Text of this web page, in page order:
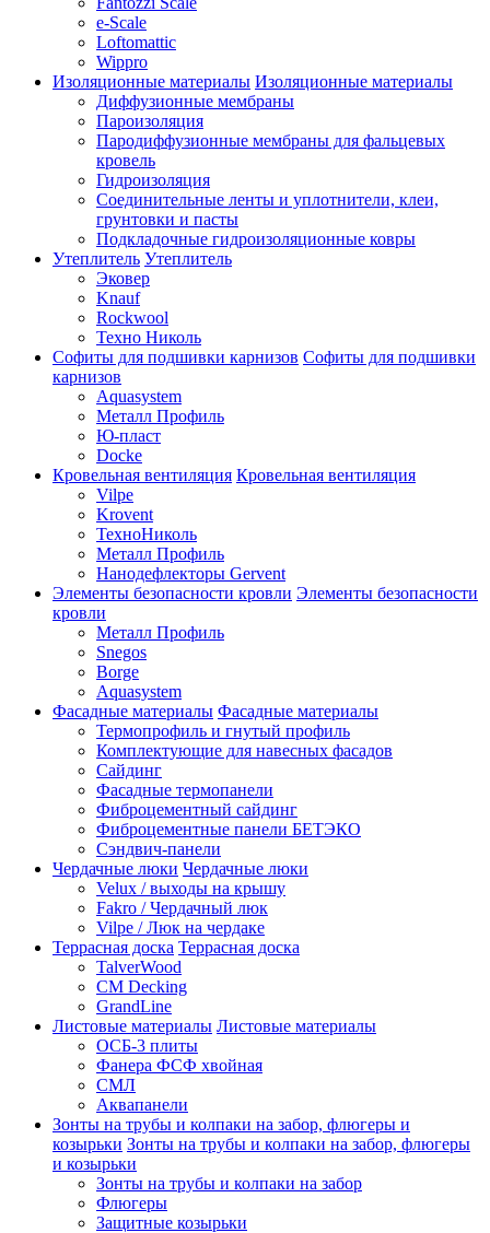
e-Scale
Loftomattic
Wippro
Изоляционные материалы Изоляционные материалы
Диффузионные мембраны
Пароизоляция
Пародиффузионные мембраны для фальцевых
кровель
Гидроизоляция
Соединительные ленты и уплотнители, клеи,
грунтовки и пасты
Подкладочные гидроизоляционные ковры
Утеплитель Утеплитель
Эковер
Knauf
Rockwool
Техно Николь
Софиты для подшивки карнизов Софиты для подшивки
карнизов
Aquasystem
Металл Профиль
Ю-пласт
Docke
Кровельная вентиляция Кровельная вентиляция
Vilpe
Krovent
ТехноНиколь
Металл Профиль
Нанодефлекторы Gervent
Элементы безопасности кровли Элементы безопасности
кровли
Металл Профиль
Snegos
Borge
Aquasystem
Фасадные материалы Фасадные материалы
Термопрофиль и гнутый профиль
Комплектующие для навесных фасадов
Сайдинг
Фасадные термопанели
Фиброцементный сайдинг
Фиброцементные панели БЕТЭКО
Сэндвич-панели
Чердачные люки Чердачные люки
Velux / выходы на крышу
Fakro / Чердачный люк
Vilpe / Люк на чердаке
Террасная доска Террасная доска
TalverWood
CM Decking
GrandLine
Листовые материалы Листовые материалы
ОСБ-3 плиты
Фанера ФСФ хвойная
СМЛ
Аквапанели
Зонты на трубы и колпаки на забор, флюгеры и
козырьки Зонты на трубы и колпаки на забор, флюгеры
и козырьки
Зонты на трубы и колпаки на забор
Флюгеры
Защитные козырьки